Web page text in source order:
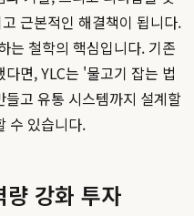
근본적인 해결책이 됩니다.
는 철학의 핵심입니다. 기존
면, YLC는 '물고기 잡는 법
고 유통 시스템까지 설계할
수 있습니다.
강화 투자